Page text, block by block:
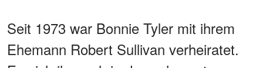
Seit 1973 war Bonnie Tyler mit ihrem
Ehemann Robert Sullivan verheiratet.